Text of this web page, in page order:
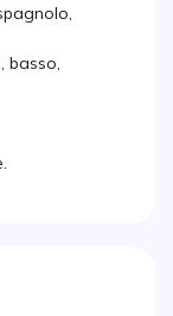
basso,